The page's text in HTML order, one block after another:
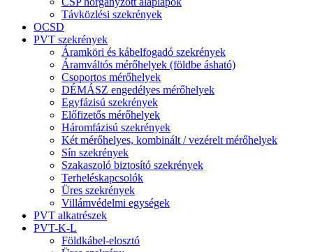
Távközlési szekrények
OCSD
PVT szekrények
Áramköri és kábelfogadó szekrények
Áramváltós mérőhelyek (földbe ásható)
Csoportos mérőhelyek
DÉMÁSZ engedélyes mérőhelyek
Egyfázisú szekrények
Előfizetős mérőhelyek
Háromfázisú szekrények
Két mérőhelyes, kombinált / vezérelt mérőhelyek
Sín szekrények
Szakaszoló biztosító szekrények
Terheléskapcsolók
Üres szekrények
Villámvédelmi egységek
PVT alkatrészek
PVT-K-L
Földkábel-elosztó